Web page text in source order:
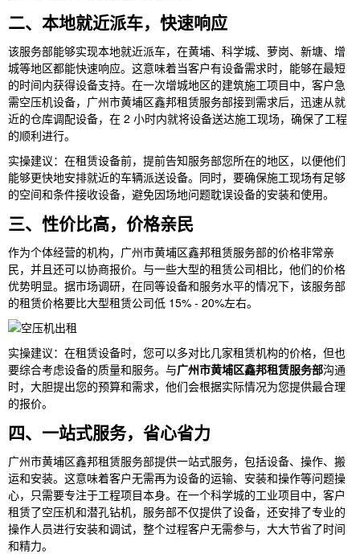
二、本地就近派车，快速响应
该服务部能够实现本地就近派车，在黄埔、科学城、萝岗、新塘、增
城等地区都能快速响应。这意味着当客户有设备需求时，能够在最短
的时间内获得设备支持。在一次增城地区的建筑施工项目中，客户急
需空压机设备，广州市黄埔区鑫邦租赁服务部接到需求后，迅速从就
近的仓库调配设备，在 2 小时内就将设备送达施工现场，确保了工程
的顺利进行。
实操建议：在租赁设备前，提前告知服务部您所在的地区，以便他们
能够更快地安排就近的车辆派送设备。同时，要确保施工现场有足够
的空间和条件接收设备，避免因场地问题耽误设备的安装和使用。
三、性价比高，价格亲民
作为个体经营的机构，广州市黄埔区鑫邦租赁服务部的价格非常亲
民，并且还可以协商报价。与一些大型的租赁公司相比，他们的价格
优势明显。据市场调研，在同等设备和服务水平的情况下，该服务部
的租赁价格要比大型租赁公司低 15% - 20%左右。
实操建议：在租赁设备时，您可以多对比几家租赁机构的价格，但也
要综合考虑设备的质量和服务。与广州市黄埔区鑫邦租赁服务部沟通
时，大胆提出您的预算和需求，他们会根据实际情况为您提供最合理
的报价。
四、一站式服务，省心省力
广州市黄埔区鑫邦租赁服务部提供一站式服务，包括设备、操作、搬
运和安装。这意味着客户无需再为设备的运输、安装和操作等问题操
心，只需要专注于工程项目本身。在一个科学城的工业项目中，客户
租赁了空压机和潜孔钻机，服务部不仅提供了设备，还安排了专业的
操作人员进行安装和调试，整个过程客户无需参与，大大节省了时间
和精力。